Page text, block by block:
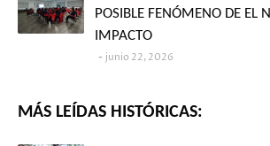
POSIBLE FENÓMENO DE EL
IMPACTO
junio 22, 2026
MÁS LEÍDAS HISTÓRICAS: